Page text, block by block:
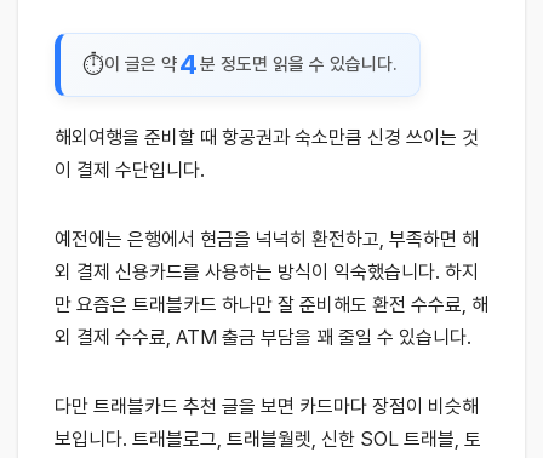
이 글은 약4분 정도면 읽을 수 있습니다.
해외여행을 준비할 때 항공권과 숙소만큼 신경 쓰이는 것
이 결제 수단입니다.
예전에는 은행에서 현금을 넉넉히 환전하고, 부족하면 해
외 결제 신용카드를 사용하는 방식이 익숙했습니다. 하지
만 요즘은 트래블카드 하나만 잘 준비해도 환전 수수료, 해
외 결제 수수료, ATM 출금 부담을 꽤 줄일 수 있습니다.
다만 트래블카드 추천 글을 보면 카드마다 장점이 비슷해
보입니다. 트래블로그, 트래블월렛, 신한 SOL 트래블, 토